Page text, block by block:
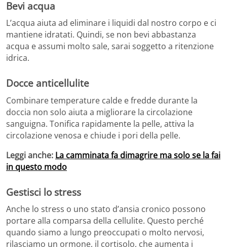
Bevi acqua
L’acqua aiuta ad eliminare i liquidi dal nostro corpo e ci
mantiene idratati. Quindi, se non bevi abbastanza
acqua e assumi molto sale, sarai soggetto a ritenzione
idrica.
Docce anticellulite
Combinare temperature calde e fredde durante la
doccia non solo aiuta a migliorare la circolazione
sanguigna. Tonifica rapidamente la pelle, attiva la
circolazione venosa e chiude i pori della pelle.
Leggi anche: La camminata fa dimagrire ma solo se la fai
in questo modo
Gestisci lo stress
Anche lo stress o uno stato d’ansia cronico possono
portare alla comparsa della cellulite. Questo perché
quando siamo a lungo preoccupati o molto nervosi,
rilasciamo un ormone, il cortisolo, che aumenta i